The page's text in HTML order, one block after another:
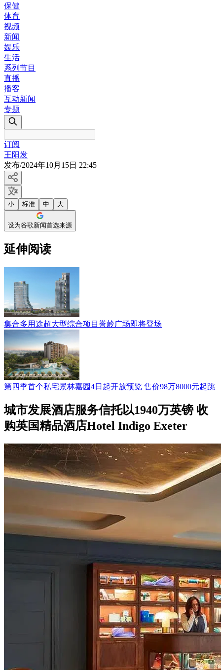
保健
体育
视频
新闻
娱乐
生活
系列节目
直播
播客
互动新闻
专题
订阅
王阳发
发布/2024年10月15日 22:45
小 标准 中 大
设为谷歌新闻首选来源
延伸阅读
集合多用途超大型综合项目誉岭广场即将登场
第四季首个私宅景林嘉园4日起开放预览 售价98万8000元起跳
城市发展酒店服务信托以1940万英镑 收
购英国精品酒店Hotel Indigo Exeter